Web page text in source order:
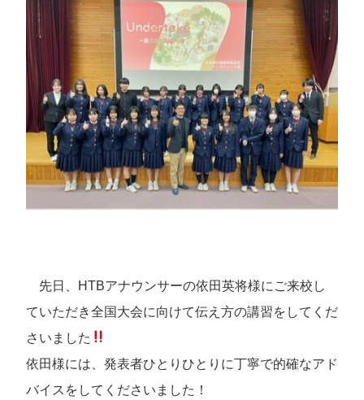
お知らせ
マーケ部の日常
イベント一覧
お問い合わせ
先日、HTBアナウンサーの依田英将様にご来校し
ていただき全国大会に向けて伝え方の講習をしてくだ
さいました
依田様には、発表者ひとりひとりに丁寧で的確なアド
バイスをしてくださいました！